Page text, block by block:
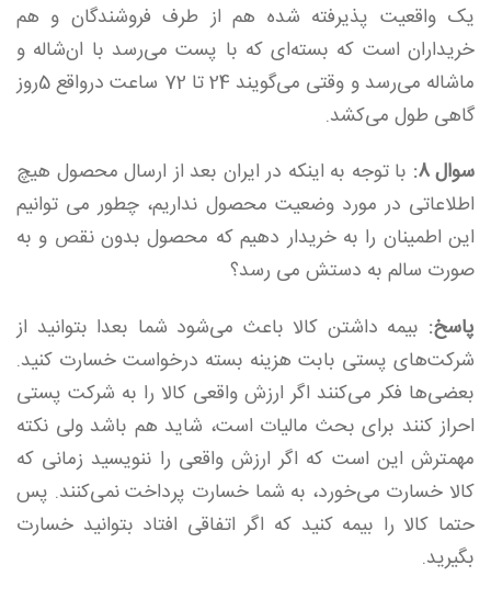
یک واقعیت پذیرفته شده هم از طرف فروشندگان و هم
خریداران است که بسته‌ای که با پست می‌رسد با ان‌شاله و
ماشاله می‌رسد و وقتی می‌گویند 24 تا 72 ساعت درواقع 5روز
گاهی طول می‌کشد.
سوال 8:
با توجه به اینکه در ایران بعد از ارسال محصول هیچ
اطلاعاتی در مورد وضعیت محصول نداریم، چطور می توانیم
این اطمینان را به خریدار دهیم که محصول بدون نقص و به
صورت سالم به دستش می رسد؟
پاسخ: بیمه داشتن کالا باعث می‌شود شما بعدا بتوانید از
شرکت‌های پستی بابت هزینه بسته درخواست خسارت کنید.
بعضی‌ها فکر می‌کنند اگر ارزش واقعی کالا را به شرکت پستی
احراز کنند برای بحث مالیات است، شاید هم باشد ولی نکته
مهمترش این است که اگر ارزش واقعی را ننویسید زمانی که
کالا خسارت می‌خورد، به شما خسارت پرداخت نمی‌کنند. پس
حتما کالا را بیمه کنید که اگر اتفاقی افتاد بتوانید خسارت
بگیرید.